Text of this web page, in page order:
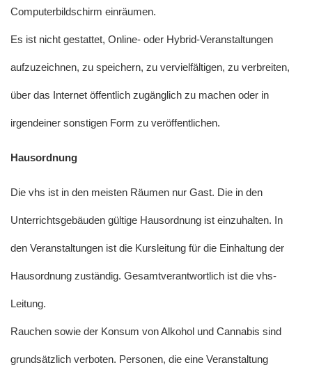
Computerbildschirm einräumen.
Es ist nicht gestattet, Online- oder Hybrid-Veranstaltungen
aufzuzeichnen, zu speichern, zu vervielfältigen, zu verbreiten,
über das Internet öffentlich zugänglich zu machen oder in
irgendeiner sonstigen Form zu veröffentlichen.
Hausordnung
Die vhs ist in den meisten Räumen nur Gast. Die in den
Unterrichtsgebäuden gültige Hausordnung ist einzuhalten. In
den Veranstaltungen ist die Kursleitung für die Einhaltung der
Hausordnung zuständig. Gesamtverantwortlich ist die vhs-
Leitung.
Rauchen sowie der Konsum von Alkohol und Cannabis sind
grundsätzlich verboten. Personen, die eine Veranstaltung